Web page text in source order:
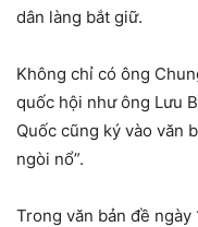
dân làng bắt giữ.
Không chỉ có ông
quốc hội như ông Lưu
Quốc cũng ký vào văn
ngòi nổ”.
Trong văn bản đề